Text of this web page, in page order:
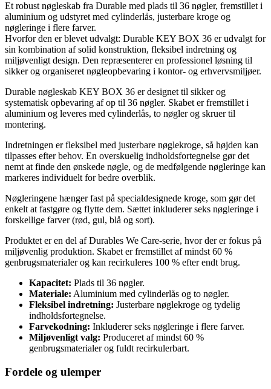
Et robust nøgleskab fra Durable med plads til 36 nøgler, fremstillet i
aluminium og udstyret med cylinderlås, justerbare kroge og
nøgleringe i flere farver.
Hvorfor den er blevet udvalgt: Durable KEY BOX 36 er udvalgt for
sin kombination af solid konstruktion, fleksibel indretning og
miljøvenligt design. Den repræsenterer en professionel løsning til
sikker og organiseret nøgleopbevaring i kontor- og erhvervsmiljøer.
Durable nøgleskab KEY BOX 36 er designet til sikker og
systematisk opbevaring af op til 36 nøgler. Skabet er fremstillet i
aluminium og leveres med cylinderlås, to nøgler og skruer til
montering.
Indretningen er fleksibel med justerbare nøglekroge, så højden kan
tilpasses efter behov. En overskuelig indholdsfortegnelse gør det
nemt at finde den ønskede nøgle, og de medfølgende nøgleringe kan
markeres individuelt for bedre overblik.
Nøgleringene hænger fast på specialdesignede kroge, som gør det
enkelt at fastgøre og flytte dem. Sættet inkluderer seks nøgleringe i
forskellige farver (rød, gul, blå og sort).
Produktet er en del af Durables We Care-serie, hvor der er fokus på
miljøvenlig produktion. Skabet er fremstillet af mindst 60 %
genbrugsmaterialer og kan recirkuleres 100 % efter endt brug.
Kapacitet: Plads til 36 nøgler.
Materiale: Aluminium med cylinderlås og to nøgler.
Fleksibel indretning: Justerbare nøglekroge og tydelig
indholdsfortegnelse.
Farvekodning: Inkluderer seks nøgleringe i flere farver.
Miljøvenligt valg: Produceret af mindst 60 %
genbrugsmaterialer og fuldt recirkulerbart.
Fordele og ulemper